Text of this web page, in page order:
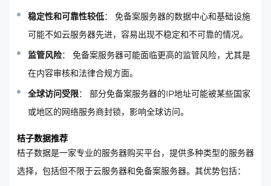
稳定性和可靠性较低： 免备案服务器的数据中心和基础设施
可能不如云服务器先进，容易出现不稳定和不可靠的情况。
监管风险： 免备案服务器可能面临更高的监管风险，尤其是
在内容审核和法律合规方面。
全球访问受限： 部分免备案服务器的IP地址可能被某些国家
或地区的网络服务商封锁，影响全球访问。
桔子数据推荐
桔子数据是一家专业的服务器购买平台，提供多种类型的服务器
选择，包括但不限于云服务器和免备案服务器。其优势包括：